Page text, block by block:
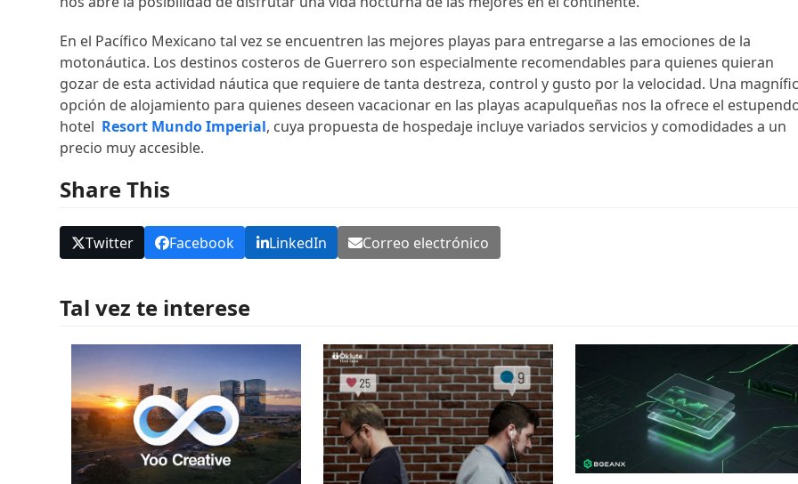
En el Pacífico Mexicano tal vez se encuentren las mejores playas para entregarse a las emociones de la
motonáutica. Los destinos costeros de Guerrero son especialmente recomendables para quienes quieran
gozar de esta actividad náutica que requiere de tanta destreza, control y gusto por la velocidad. Una
opción de alojamiento para quienes deseen vacacionar en las playas acapulqueñas nos la ofrece el
hotel Resort Mundo Imperial, cuya propuesta de hospedaje incluye variados servicios y comodidades a un
precio muy accesible.
Share This
Twitter Facebook LinkedIn Correo electrónico
Tal vez te interese